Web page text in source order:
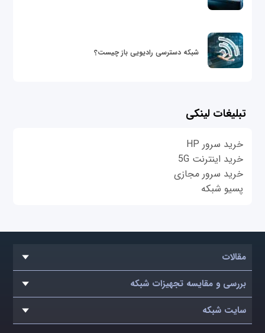
شبکه دسترسی رادیویی باز چیست؟
تبلیغات لینکی
خرید سرور HP
خرید اینترنت 5G
خرید سرور مجازی
پسیو شبکه
مقالات
بررسی و مقایسه تجهیزات شبکه
سایت شبکه